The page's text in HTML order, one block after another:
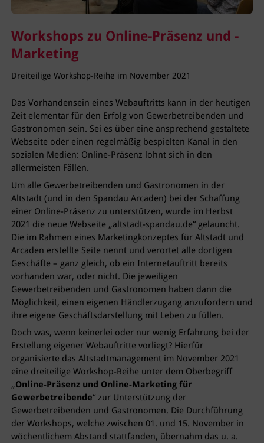
Workshops zu Online-Präsenz und -
Marketing
Dreiteilige Workshop-Reihe im November 2021
Das Vorhandensein eines Webauftritts kann in der heutigen
Zeit elementar für den Erfolg von Gewerbetreibenden und
Gastronomen sein. Sei es über eine ansprechend gestaltete
Webseite oder einen regelmäßig bespielten Kanal in den
sozialen Medien: Online-Präsenz lohnt sich in den
allermeisten Fällen.
Um alle Gewerbetreibenden und Gastronomen in der
Altstadt (und in den Spandau Arcaden) bei der Schaffung
einer Online-Präsenz zu unterstützen, wurde im Herbst
2021 die neue Webseite „altstadt-spandau.de“ gelauncht.
Die im Rahmen eines Marketingkonzeptes für Altstadt und
Arcaden erstellte Seite nennt und verortet alle dortigen
Geschäfte – ganz gleich, ob ein Internetauftritt bereits
vorhanden war, oder nicht. Die jeweiligen
Gewerbetreibenden und Gastronomen haben dann die
Möglichkeit, einen eigenen Händlerzugang anzufordern und
ihre eigene Geschäftsdarstellung mit Leben zu füllen.
Doch was, wenn keinerlei oder nur wenig Erfahrung bei der
Erstellung eigener Webauftritte vorliegt? Hierfür
organisierte das Altstadtmanagement im November 2021
eine dreiteilige Workshop-Reihe unter dem Oberbegriff
„Online-Präsenz und Online-Marketing für
Gewerbetreibende“ zur Unterstützung der
Gewerbetreibenden und Gastronomen. Die Durchführung
der Workshops, welche zwischen 01. und 15. November in
wöchentlichem Abstand stattfanden, übernahm das u. a.